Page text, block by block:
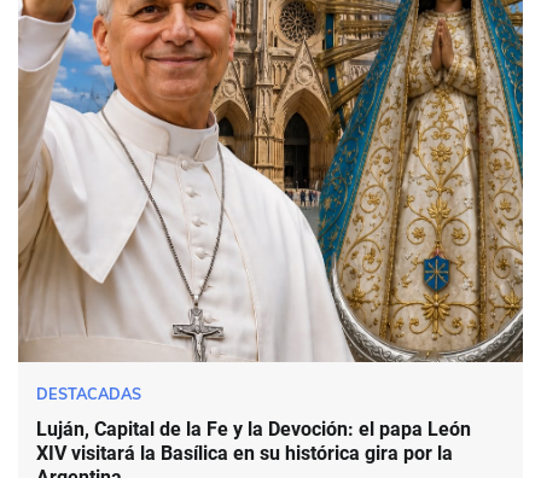
DESTACADAS
Luján, Capital de la Fe y la Devoción: el papa León
XIV visitará la Basílica en su histórica gira por la